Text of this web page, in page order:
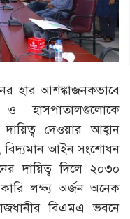
হার আশঙ্কাজনকভাবে
ও হাসপাতালগুলোকে
দেওয়ার আহ্বান
বিদ্যমান আইন সংশোধন
দায়িত্ব দিলে ২০৩০
লক্ষ্য অর্জন অনেক
বিএমএ ভবনে